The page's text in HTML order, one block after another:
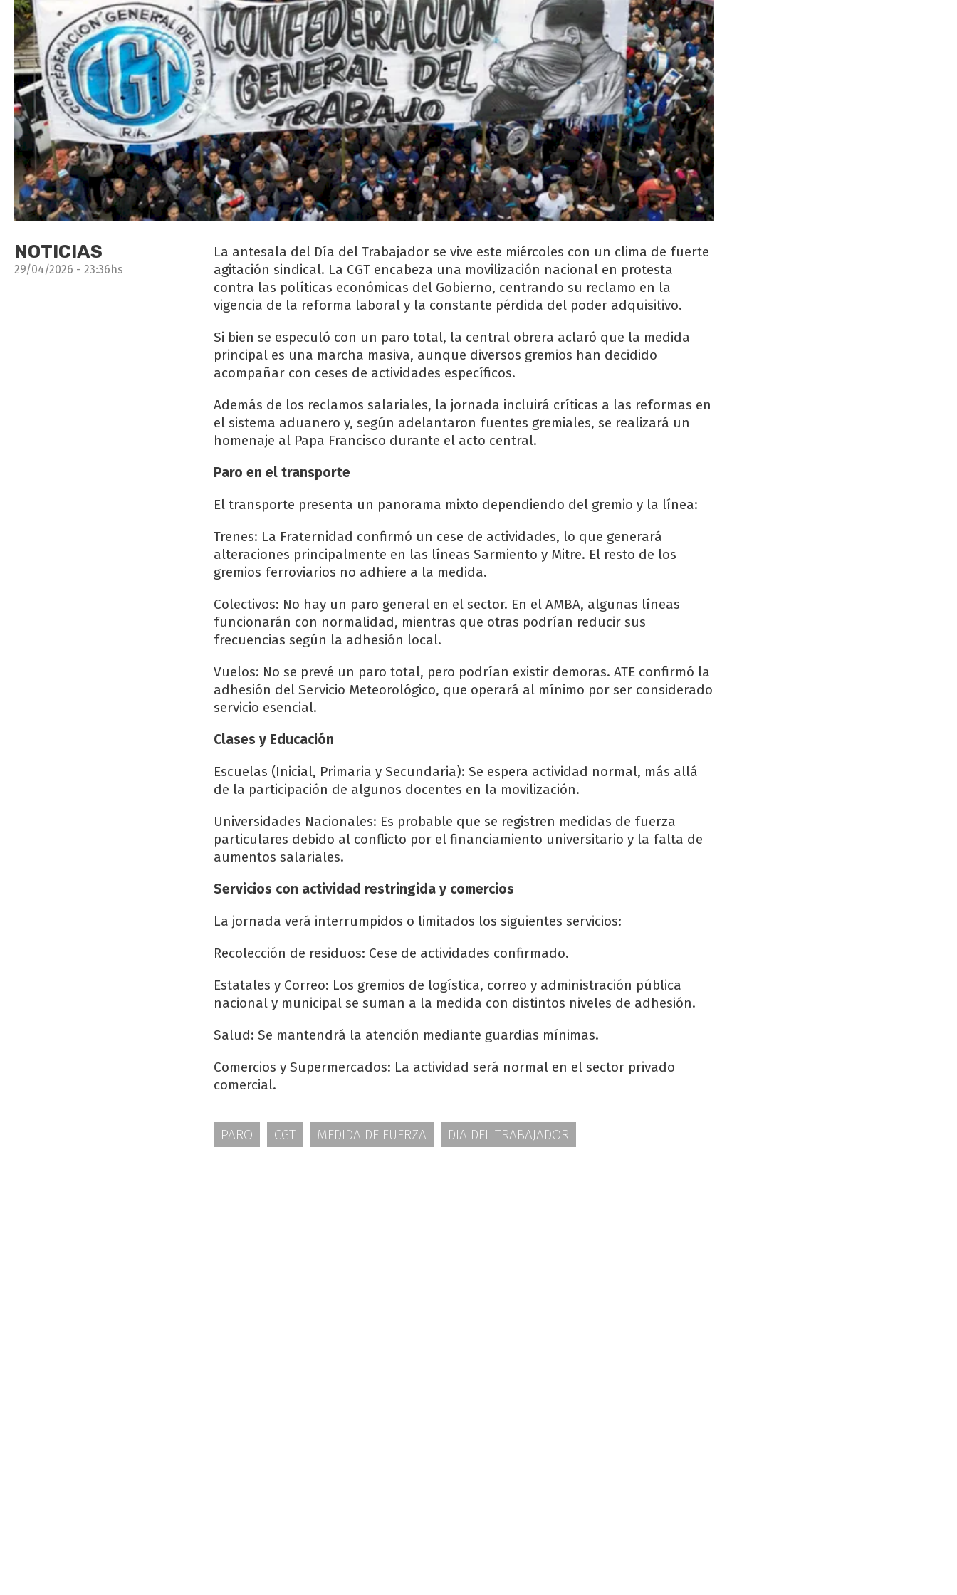
NOTICIAS
29/04/2026 - 23:36hs
La antesala del Día del Trabajador se vive este miércoles con un clima de fuerte
agitación sindical. La CGT encabeza una movilización nacional en protesta
contra las políticas económicas del Gobierno, centrando su reclamo en la
vigencia de la reforma laboral y la constante pérdida del poder adquisitivo.
Si bien se especuló con un paro total, la central obrera aclaró que la medida
principal es una marcha masiva, aunque diversos gremios han decidido
acompañar con ceses de actividades específicos.
Además de los reclamos salariales, la jornada incluirá críticas a las reformas en
el sistema aduanero y, según adelantaron fuentes gremiales, se realizará un
homenaje al Papa Francisco durante el acto central.
Paro en el transporte
El transporte presenta un panorama mixto dependiendo del gremio y la línea:
Trenes: La Fraternidad confirmó un cese de actividades, lo que generará
alteraciones principalmente en las líneas Sarmiento y Mitre. El resto de los
gremios ferroviarios no adhiere a la medida.
Colectivos: No hay un paro general en el sector. En el AMBA, algunas líneas
funcionarán con normalidad, mientras que otras podrían reducir sus
frecuencias según la adhesión local.
Vuelos: No se prevé un paro total, pero podrían existir demoras. ATE confirmó la
adhesión del Servicio Meteorológico, que operará al mínimo por ser considerado
servicio esencial.
Clases y Educación
Escuelas (Inicial, Primaria y Secundaria): Se espera actividad normal, más allá
de la participación de algunos docentes en la movilización.
Universidades Nacionales: Es probable que se registren medidas de fuerza
particulares debido al conflicto por el financiamiento universitario y la falta de
aumentos salariales.
Servicios con actividad restringida y comercios
La jornada verá interrumpidos o limitados los siguientes servicios:
Recolección de residuos: Cese de actividades confirmado.
Estatales y Correo: Los gremios de logística, correo y administración pública
nacional y municipal se suman a la medida con distintos niveles de adhesión.
Salud: Se mantendrá la atención mediante guardias mínimas.
Comercios y Supermercados: La actividad será normal en el sector privado
comercial.
PARO CGT MEDIDA DE FUERZA DIA DEL TRABAJADOR